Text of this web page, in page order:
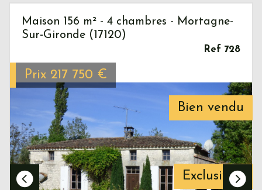
Bien vendu
Exclusivité
Maison 156 m² - 4 chambres - Mortagne-
Sur-Gironde (17120)
Ref 728
Prix 217 750 €